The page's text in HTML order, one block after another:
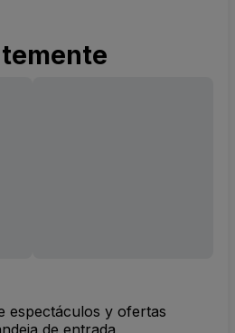
espectáculos y ofertas
de entrada